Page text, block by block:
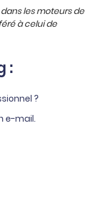
les moteurs de
à celui de
:
?
e-mail.